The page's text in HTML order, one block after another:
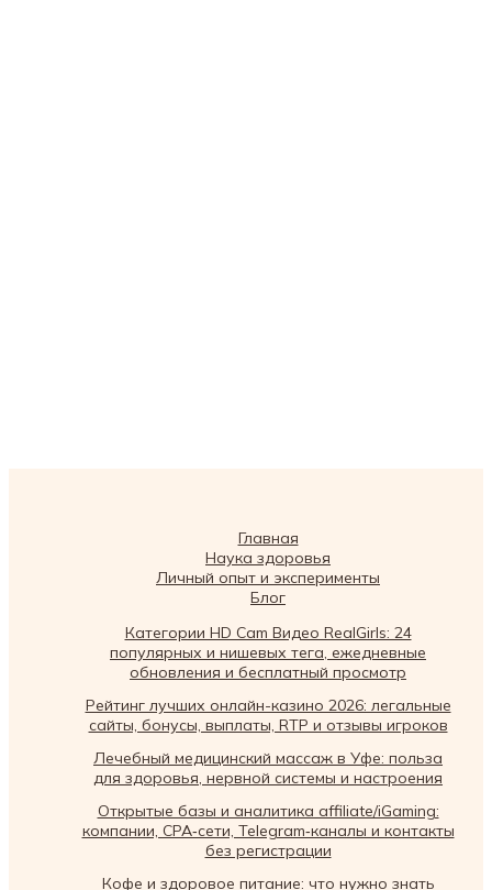
Главная
Наука здоровья
Личный опыт и эксперименты
Блог
Категории HD Cam Видео RealGirls: 24
популярных и нишевых тега, ежедневные
обновления и бесплатный просмотр
Рейтинг лучших онлайн-казино 2026: легальные
сайты, бонусы, выплаты, RTP и отзывы игроков
Лечебный медицинский массаж в Уфе: польза
для здоровья, нервной системы и настроения
Открытые базы и аналитика affiliate/iGaming:
компании, CPA‑сети, Telegram‑каналы и контакты
без регистрации
Кофе и здоровое питание: что нужно знать